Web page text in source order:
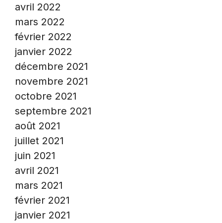
avril 2022
mars 2022
février 2022
janvier 2022
décembre 2021
novembre 2021
octobre 2021
septembre 2021
août 2021
juillet 2021
juin 2021
avril 2021
mars 2021
février 2021
janvier 2021